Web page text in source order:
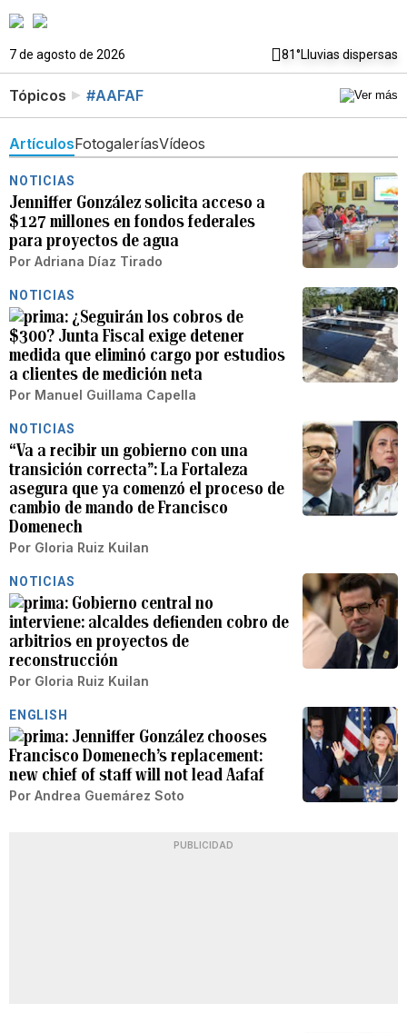
7 de agosto de 2026 81°Lluvias dispersas
Tópicos #AAFAF
ArtículosFotogaleríasVídeos
NOTICIAS
Jenniffer González solicita acceso a
$127 millones en fondos federales
para proyectos de agua
Por Adriana Díaz Tirado
NOTICIAS
¿Seguirán los cobros de
$300? Junta Fiscal exige detener
medida que eliminó cargo por estudios
a clientes de medición neta
Por Manuel Guillama Capella
NOTICIAS
“Va a recibir un gobierno con una
transición correcta”: La Fortaleza
asegura que ya comenzó el proceso de
cambio de mando de Francisco
Domenech
Por Gloria Ruiz Kuilan
NOTICIAS
Gobierno central no
interviene: alcaldes defienden cobro de
arbitrios en proyectos de
reconstrucción
Por Gloria Ruiz Kuilan
ENGLISH
Jenniffer González chooses
Francisco Domenech’s replacement:
new chief of staff will not lead Aafaf
Por Andrea Guemárez Soto
PUBLICIDAD